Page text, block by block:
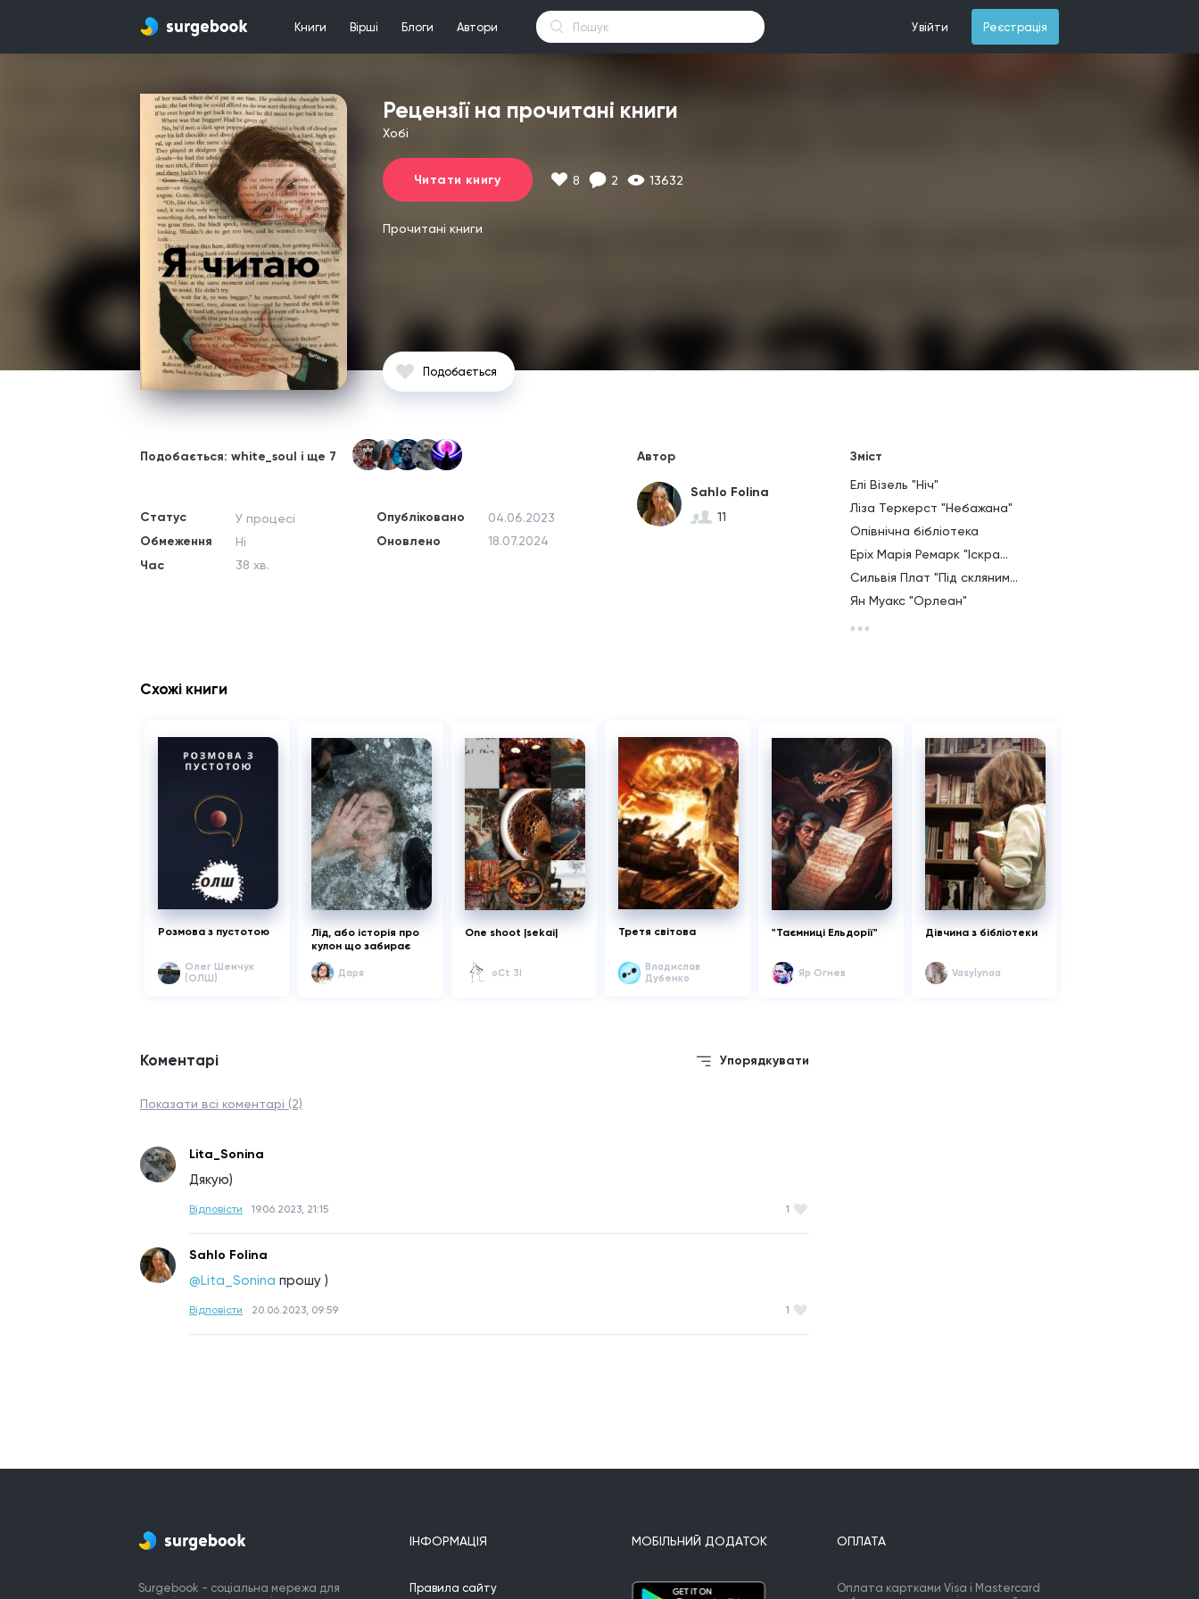
Книги Вірші Блоги Автори Увійти Реєстрація
Рецензії на прочитані книги
Хобі
Читати книгу 8 2 13632
Прочитані книги
Подобається
Подобається: white_soul і ще 7
Статус
Обмеження
Час
У процесі
Ні
38 хв.
Опубліковано
Оновлено
04.06.2023
18.07.2024
Автор
Sahlo Folina
11
Зміст
Елі Візель "Ніч"
Ліза Теркерст "Небажана"
Опівнічна бібліотека
Еріх Марія Ремарк "Іскра...
Сильвія Плат "Під скляним...
Ян Муакс "Орлеан"
Схожі книги
Розмова з пустотою
Олег Шемчук
(ОЛШ)
Лід, або історія про
кулон що забирає
Даря
One shoot |sekai|
oCt 3I
Третя світова
Владислав
Дубенко
"Таємниці Ельдорії"
Яр Огнев
Дівчина з бібліотеки
Vasylynaa
Коментарі Упорядкувати
Показати всі коментарі (2)
Lita_Sonina
Дякую)
Відповісти 19.06.2023, 21:15 1
Sahlo Folina
@Lita_Sonina прошу )
Відповісти 20.06.2023, 09:59 1
Surgebook - соціальна мережа для
ІНФОРМАЦІЯ
Правила сайту
МОБІЛЬНИЙ ДОДАТОК ОПЛАТА
Оплата картками Visa і Mastercard